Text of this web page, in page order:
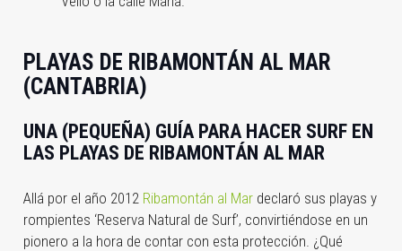
PLAYAS DE RIBAMONTÁN AL MAR
(CANTABRIA)
UNA (PEQUEÑA) GUÍA PARA HACER SURF EN
LAS PLAYAS DE RIBAMONTÁN AL MAR
Allá por el año 2012 Ribamontán al Mardeclaró sus playas y
rompientes ‘Reserva Natural de Surf’, convirtiéndose en un
pionero a la hora de contar con esta protección. ¿Qué